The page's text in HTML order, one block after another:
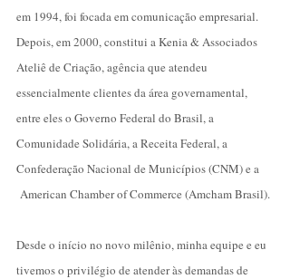
em 1994, foi focada em comunicação empresarial.
Depois, em 2000, constitui a Kenia & Associados
Ateliê de Criação, agência que atendeu
essencialmente clientes da área governamental,
entre eles o Governo Federal do Brasil, a
Comunidade Solidária, a Receita Federal, a
Confederação Nacional de Municípios (CNM) e a
American Chamber of Commerce (Amcham Brasil).
Desde o início no novo milênio, minha equipe e eu
tivemos o privilégio de atender às demandas de